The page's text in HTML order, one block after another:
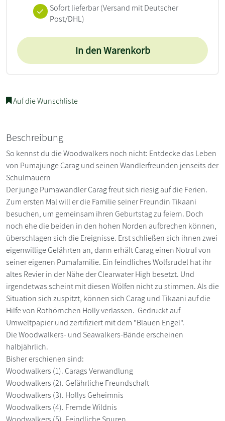
Sofort lieferbar(Versand mit Deutscher
Post/DHL)
In den Warenkorb
Auf die Wunschliste
Beschreibung
So kennst du die Woodwalkers noch nicht: Entdecke das Leben
von Pumajunge Carag und seinen Wandlerfreunden jenseits der
Schulmauern
Der junge Pumawandler Carag freut sich riesig auf die Ferien.
Zum ersten Mal will er die Familie seiner Freundin Tikaani
besuchen, um gemeinsam ihren Geburtstag zu feiern. Doch
noch ehe die beiden in den hohen Norden aufbrechen können,
überschlagen sich die Ereignisse. Erst schließen sich ihnen zwei
eigenwillige Gefährten an, dann erhält Carag einen Notruf von
seiner eigenen Pumafamilie. Ein feindliches Wolfsrudel hat ihr
altes Revier in der Nähe der Clearwater High besetzt. Und
irgendetwas scheint mit diesen Wölfen nicht zu stimmen. Als die
Situation sich zuspitzt, können sich Carag und Tikaani auf die
Hilfe von Rothörnchen Holly verlassen. Gedruckt auf
Umweltpapier und zertifiziert mit dem "Blauen Engel".
Die Woodwalkers- und Seawalkers-Bände erscheinen
halbjährlich.
Bisher erschienen sind:
Woodwalkers (1). Carags Verwandlung
Woodwalkers (2). Gefährliche Freundschaft
Woodwalkers (3). Hollys Geheimnis
Woodwalkers (4). Fremde Wildnis